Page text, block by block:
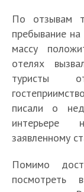
По отзывам
пребывание
массу
отелях
туристы
писали о
интерьере
заявленному
Помимо
посмотреть